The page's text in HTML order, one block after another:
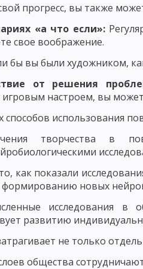
КАСАЮТСЯ ВСЕХ
ОБУЧЕНИЯ ПРИНЦИП
ПРИНЦИП ДОСТУПНОСТИ И
КОЛЛЕКТИВНЫХ И
ПРИНЦИП АКТИВНОСТИ,
ОБУЧЕНИЯ ПО ХАРЛОМОВУ,
СЛОВЕСНЫЕ МЕТОДЫ
прогресс, вы также
«а что если»:
свое воображение.
бы вы были художником,
от решения
игровым настроем, вы
использования
творчества в
как показали
формированию новых
исследования в
развитию
не только
общества